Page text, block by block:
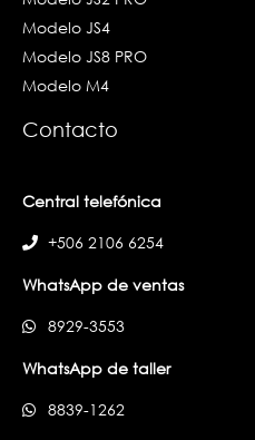
Modelo JS4
Modelo JS8 PRO
Modelo M4
Contacto
Central telefónica
+506 2106 6254
WhatsApp de ventas
8929-3553
WhatsApp de taller
8839-1262